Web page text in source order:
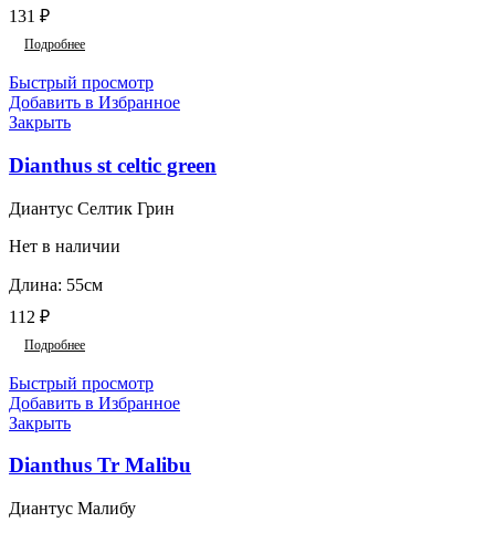
131 ₽
Подробнее
Быстрый просмотр
Добавить в Избранное
Закрыть
Dianthus st celtic green
Диантус Селтик Грин
Нет в наличии
Длина: 55см
112 ₽
Подробнее
Быстрый просмотр
Добавить в Избранное
Закрыть
Dianthus Tr Malibu
Диантус Малибу